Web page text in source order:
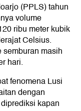
(PPLS) tahun
volume
ribu meter kubik
Celsius.
masih
hari.
fenomena Lusi
dengan
kapan